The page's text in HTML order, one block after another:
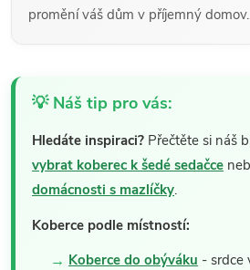
promění váš dům v příjemný domov.
💡 Náš tip pro vás:
Hledáte inspiraci? Přečtěte si náš
vybrat koberec k šedé sedačce
domácnosti s mazlíčky.
Koberce podle místností:
Koberce do obýváku - srdce